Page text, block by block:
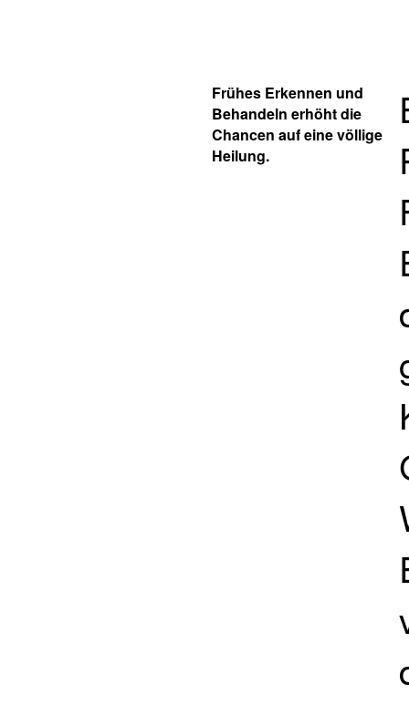
Frühes Erkennen und
Behandeln erhöht die
Chancen auf eine völlige
Heilung.